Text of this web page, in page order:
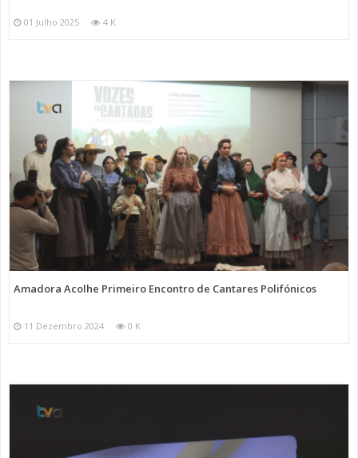
01 Julho 2025 4 K
Amadora Acolhe Primeiro Encontro de Cantares Polifónicos
11 Dezembro 2024 0 K